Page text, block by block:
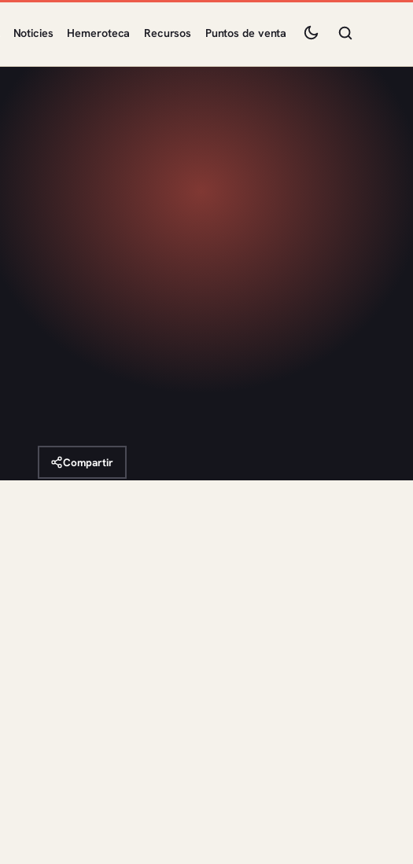
Noticies Hemeroteca Recursos Puntos de venta
Compartir